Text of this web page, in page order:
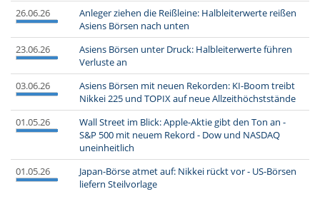
26.06.26
Anleger ziehen die Reißleine: Halbleiterwerte reißen
Asiens Börsen nach unten
23.06.26
Asiens Börsen unter Druck: Halbleiterwerte führen
Verluste an
03.06.26
Asiens Börsen mit neuen Rekorden: KI-Boom treibt
Nikkei 225 und TOPIX auf neue Allzeithöchststände
01.05.26
Wall Street im Blick: Apple-Aktie gibt den Ton an -
S&P 500 mit neuem Rekord - Dow und NASDAQ
uneinheitlich
01.05.26
Japan-Börse atmet auf: Nikkei rückt vor - US-Börsen
liefern Steilvorlage